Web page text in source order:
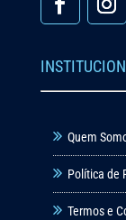
Quem
Política de
Termos e